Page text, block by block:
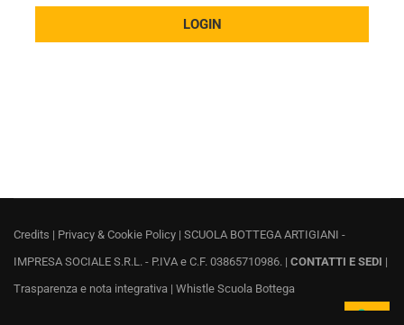
Credits | Privacy & Cookie Policy | SCUOLA BOTTEGA ARTIGIANI -
IMPRESA SOCIALE S.R.L. - P.IVA e C.F. 03865710986. | CONTATTI E SEDI |
Trasparenza e nota integrativa | Whistle Scuola Bottega